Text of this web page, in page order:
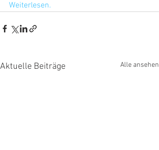
Weiterlesen.
Aktuelle Beiträge Alle ansehen